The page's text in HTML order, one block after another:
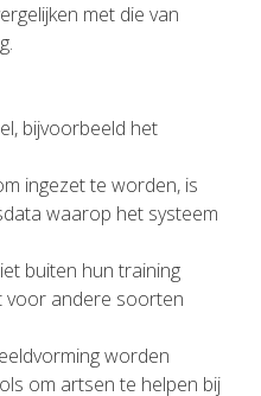
met die van
bijvoorbeeld het
ingezet te worden, is
waarop het systeem
buiten hun training
voor andere soorten
worden
om artsen te helpen bij